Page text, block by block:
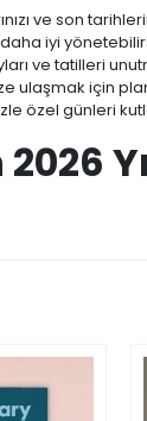
ve son
daha iyi
ve tatilleri
ulaşmak için
özel günleri